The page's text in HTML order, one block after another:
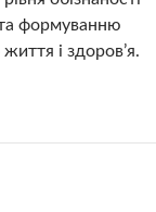
та формуванню
і здоров’я.